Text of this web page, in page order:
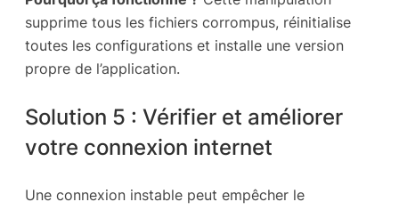
supprime tous les fichiers corrompus, réinitialise
toutes les configurations et installe une version
propre de l’application.
Solution 5 : Vérifier et améliorer
votre connexion internet
Une connexion instable peut empêcher le